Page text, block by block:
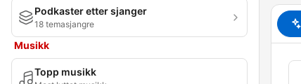
Podkaster etter sjanger
18 temasjangre
Musikk
Topp musikk